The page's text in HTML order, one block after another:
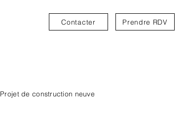
Contacter Prendre RDV
Projet de construction neuve